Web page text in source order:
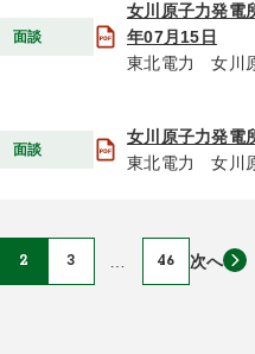
面談
女川原子力発電
年07月15日
東北電力 女川
面談
女川原子力発電
東北電力 女川
2 3 46 次へ